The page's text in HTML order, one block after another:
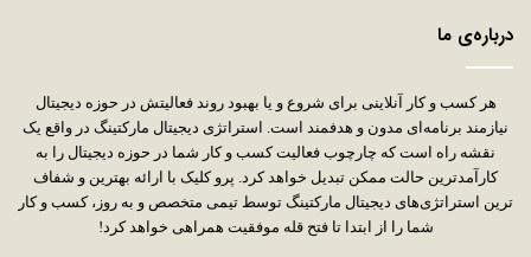
درباره‌ی ما
هر کسب و کار آنلاینی برای شروع و یا بهبود روند فعالیتش در حوزه دیجیتال
نیازمند برنامه‌ای مدون و هدفمند است. استراتژی دیجیتال مارکتینگ در واقع یک
نقشه راه است که چارچوب فعالیت کسب و کار شما در حوزه دیجیتال را به
کارآمدترین حالت ممکن تبدیل خواهد کرد. پرو کلیک با ارائه بهترین و شفاف
ترین استراتژی‌های دیجیتال مارکتینگ توسط تیمی متخصص و به روز، کسب و کار
شما را از ابتدا تا فتح قله موفقیت همراهی خواهد کرد!